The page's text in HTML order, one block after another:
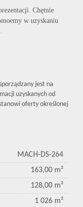
Chętnie
w uzyskaniu
jest na
uzyskanych od
oferty określonej
MACH-DS-264
163,00 m²
128,00 m²
1 026 m²